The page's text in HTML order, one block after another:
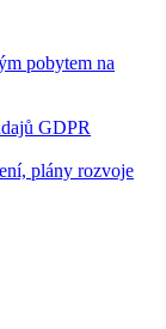
pobytem na
GDPR
plány rozvoje